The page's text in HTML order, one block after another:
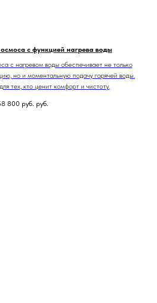
с функцией нагрева воды
с нагревом воды обеспечивает не только
но и моментальную подачу горячей воды.
тех, кто ценит комфорт и чистоту.
800 руб. руб.